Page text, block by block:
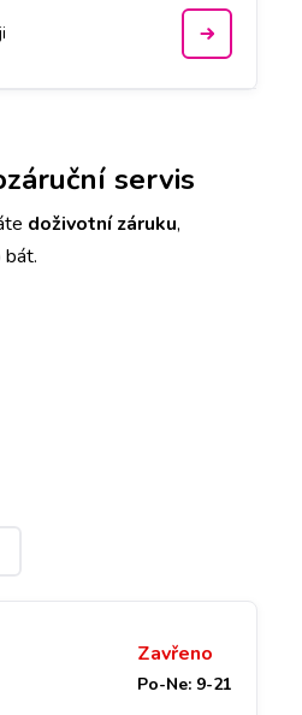
servis
doživotní záruku,
bát.
Zavřeno
Po-Ne: 9-21